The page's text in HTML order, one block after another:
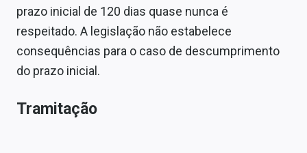
prazo inicial de 120 dias quase nunca é
respeitado. A legislação não estabelece
consequências para o caso de descumprimento
do prazo inicial.
Tramitação